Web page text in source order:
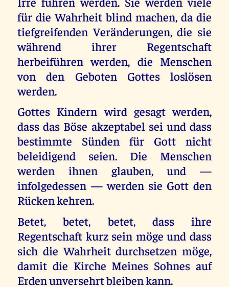
für die Wahrheit blind machen, da die
tiefgreifenden Veränderungen, die sie
während ihrer Regentschaft
herbeiführen werden, die Menschen
von den Geboten Gottes loslösen
werden.
Gottes Kindern wird gesagt werden,
dass das Böse akzeptabel sei und dass
bestimmte Sünden für Gott nicht
beleidigend seien. Die Menschen
werden ihnen glauben, und —
infolgedessen — werden sie Gott den
Rücken kehren.
Betet, betet, betet, dass ihre
Regentschaft kurz sein möge und dass
sich die Wahrheit durchsetzen möge,
damit die Kirche Meines Sohnes auf
Erden unversehrt bleiben kann.